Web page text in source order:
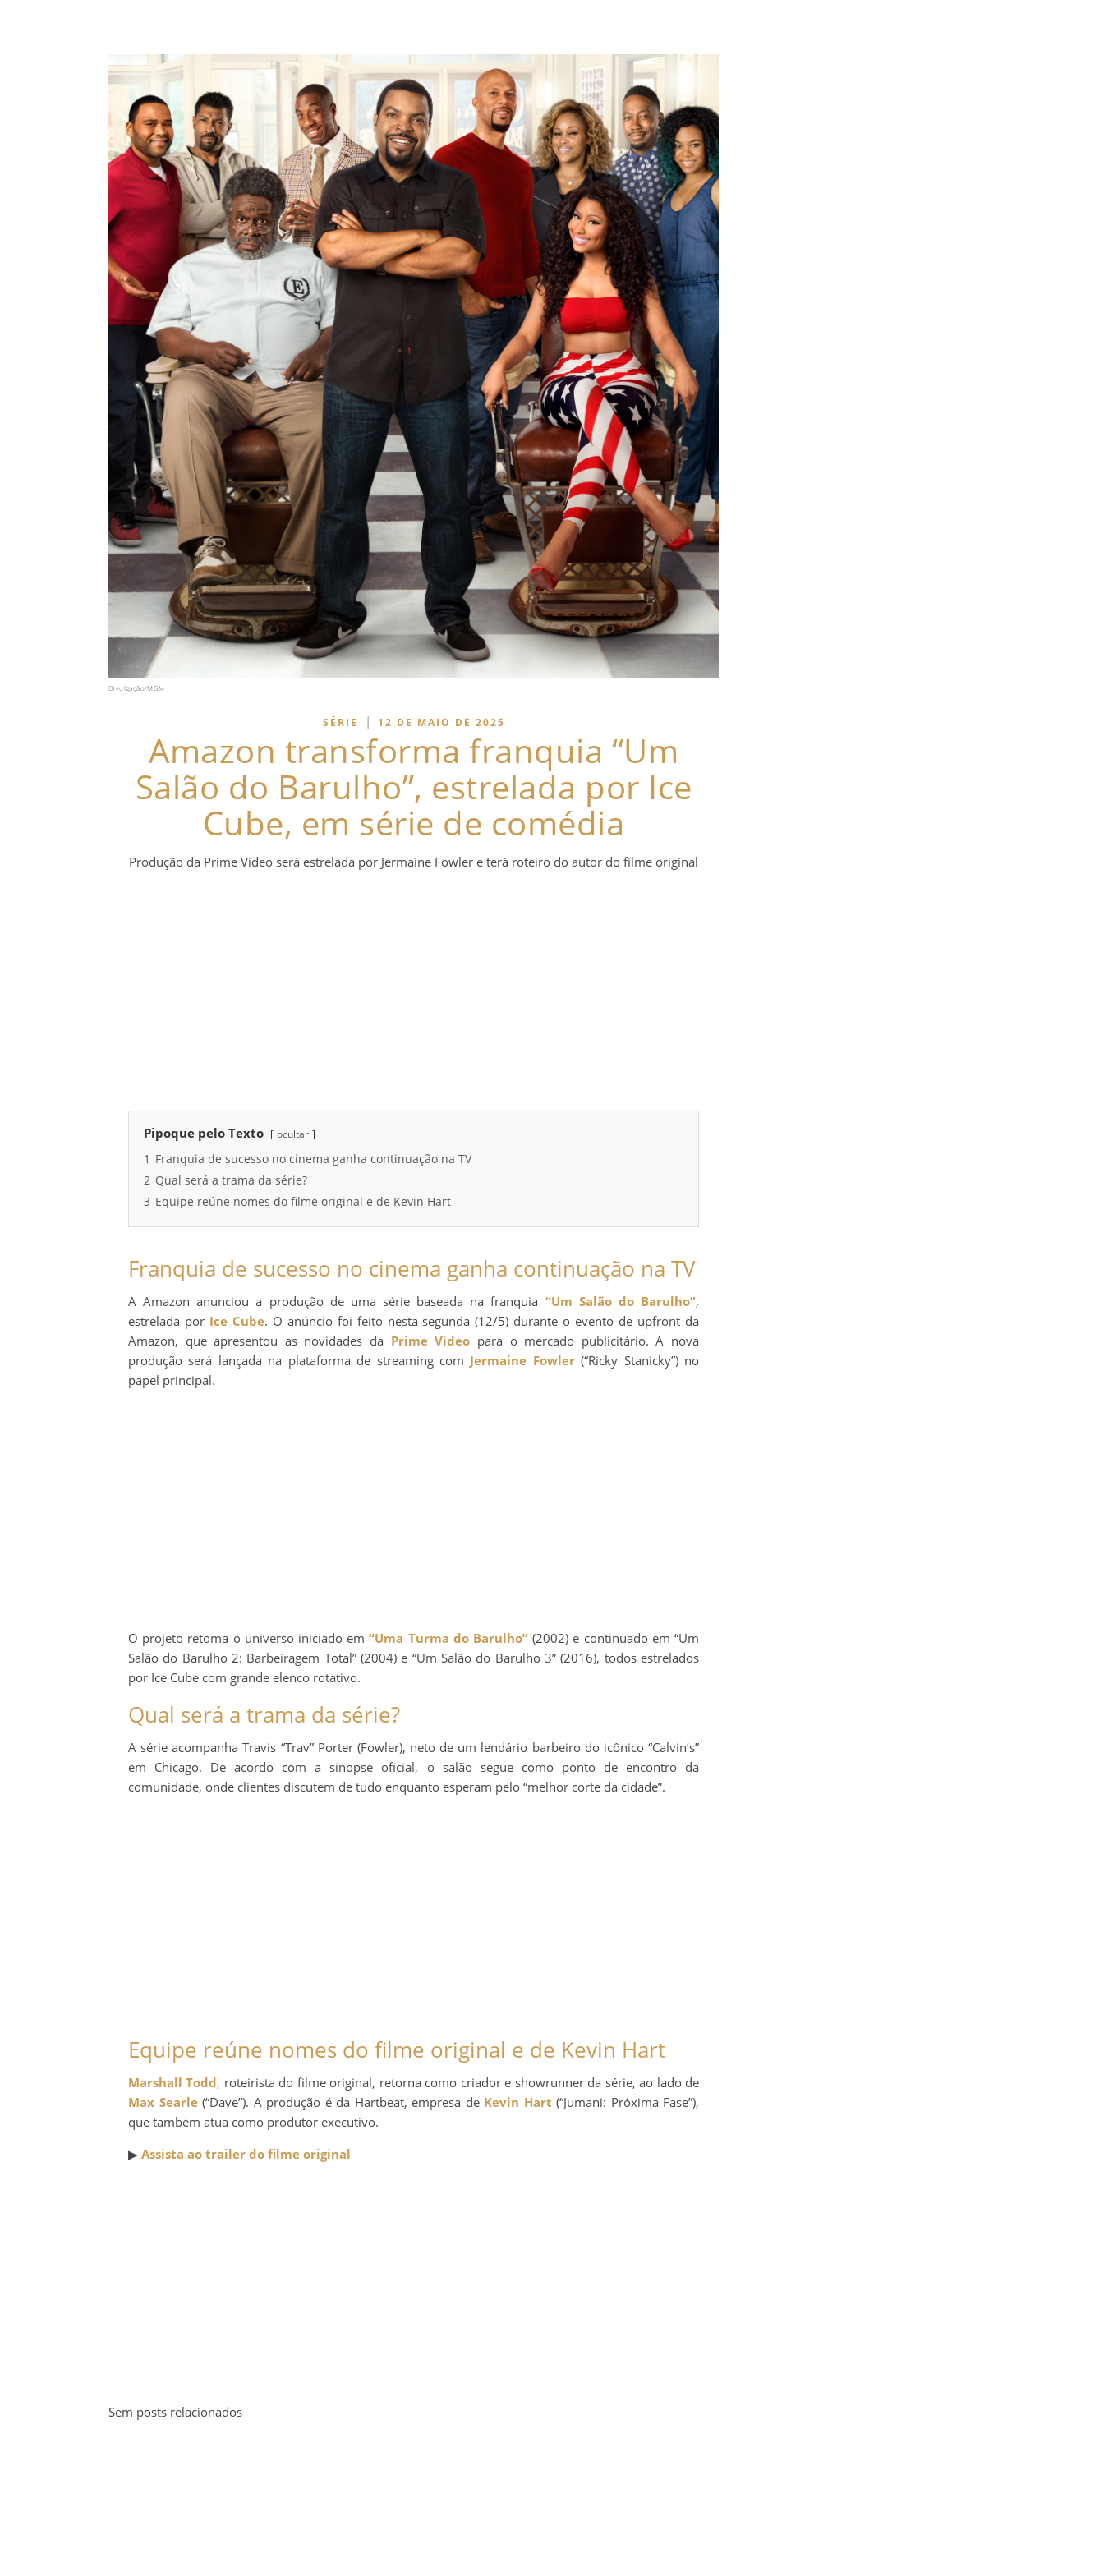
Divulgação/MGM
SÉRIE | 12 DE MAIO DE 2025
Amazon transforma franquia “Um
Salão do Barulho”, estrelada por Ice
Cube, em série de comédia
Produção da Prime Video será estrelada por Jermaine Fowler e terá roteiro do autor do filme original
Pipoque pelo Texto ocultar
1 Franquia de sucesso no cinema ganha continuação na TV
2 Qual será a trama da série?
3 Equipe reúne nomes do filme original e de Kevin Hart
Franquia de sucesso no cinema ganha continuação na TV
A Amazon anunciou a produção de uma série baseada na franquia “Um Salão do Barulho”,
estrelada por Ice Cube. O anúncio foi feito nesta segunda (12/5) durante o evento de upfront da
Amazon, que apresentou as novidades da Prime Video para o mercado publicitário. A nova
produção será lançada na plataforma de streaming com Jermaine Fowler(“Ricky Stanicky”) no
papel principal.
O projeto retoma o universo iniciado em“Uma Turma do Barulho” (2002) e continuado em “Um
Salão do Barulho 2: Barbeiragem Total” (2004) e “Um Salão do Barulho 3” (2016), todos estrelados
por Ice Cube com grande elenco rotativo.
Qual será a trama da série?
A série acompanha Travis “Trav” Porter (Fowler), neto de um lendário barbeiro do icônico “Calvin’s”
em Chicago. De acordo com a sinopse oficial, o salão segue como ponto de encontro da
comunidade, onde clientes discutem de tudo enquanto esperam pelo “melhor corte da cidade”.
Equipe reúne nomes do filme original e de Kevin Hart
Marshall Todd, roteirista do filme original, retorna como criador e showrunner da série, ao lado de
Max Searle(“Dave”). A produção é da Hartbeat, empresa de Kevin Hart (“Jumani: Próxima Fase”),
que também atua como produtor executivo.
▶ Assista ao trailer do filme original
Sem posts relacionados